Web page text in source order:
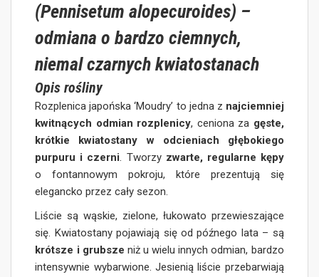
(Pennisetum alopecuroides) –
odmiana o bardzo ciemnych,
niemal czarnych kwiatostanach
Opis rośliny
Rozplenica japońska ‘Moudry’ to jedna z najciemniej
kwitnących odmian rozplenicy, ceniona za gęste,
krótkie kwiatostany w odcieniach głębokiego
purpuru i czerni. Tworzy zwarte, regularne kępy
o fontannowym pokroju, które prezentują się
elegancko przez cały sezon.
Liście są wąskie, zielone, łukowato przewieszające
się. Kwiatostany pojawiają się od późnego lata – są
krótsze i grubsze niż u wielu innych odmian, bardzo
intensywnie wybarwione. Jesienią liście przebarwiają